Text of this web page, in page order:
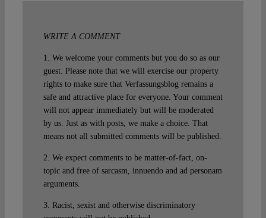
WRITE A COMMENT
1. We welcome your comments but you do so as our
guest. Please note that we will exercise our property
rights to make sure that Verfassungsblog remains a
safe and attractive place for everyone. Your comment
will not appear immediately but will be moderated
by us. Just as with posts, we make a choice. That
means not all submitted comments will be published.
2. We expect comments to be matter-of-fact, on-
topic and free of sarcasm, innuendo and ad personam
arguments.
3. Racist, sexist and otherwise discriminatory